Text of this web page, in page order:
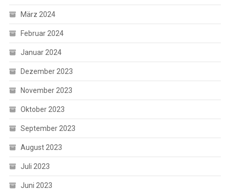
März 2024
Februar 2024
Januar 2024
Dezember 2023
November 2023
Oktober 2023
September 2023
August 2023
Juli 2023
Juni 2023